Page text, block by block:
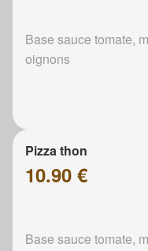
Base sauce tomate,
oignons
Pizza thon
10.90 €
Base sauce tomate,